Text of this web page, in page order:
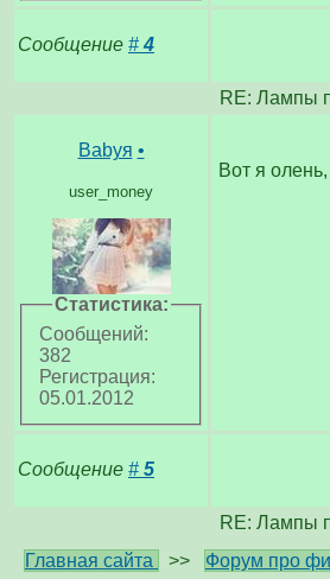
Сообщение #4
RE: Лампы
Babyя •
user_money
Статистика:
Сообщений:
382
Регистрация:
05.01.2012
Вот я
Сообщение # 5
RE: Лампы
Главная сайта
>> Форум про